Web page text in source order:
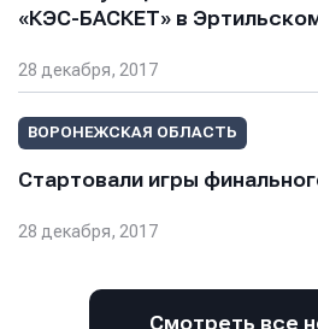
«КЭС-БАСКЕТ» в
28 декабря, 2017
ВОРОНЕЖСКАЯ ОБЛАСТЬ
Стартовали игры
28 декабря, 2017
Смотреть все
Сообщение